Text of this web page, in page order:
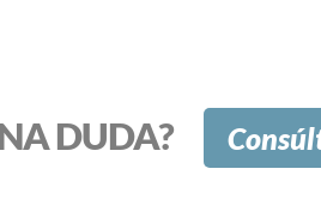
DUDA?